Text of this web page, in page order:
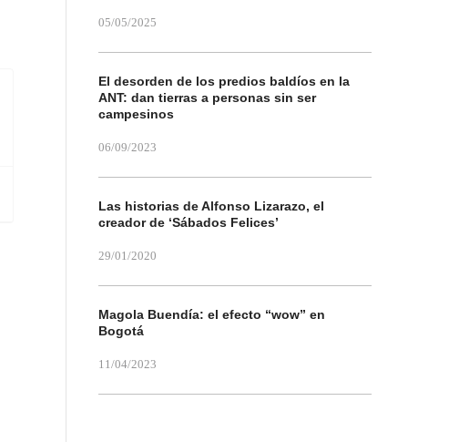
05/05/2025
El desorden de los predios baldíos en la
ANT: dan tierras a personas sin ser
campesinos
06/09/2023
Las historias de Alfonso Lizarazo, el
creador de ‘Sábados Felices’
29/01/2020
Magola Buendía: el efecto “wow” en
Bogotá
11/04/2023